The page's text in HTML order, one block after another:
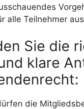
alle Teilnehmer
Sie die
klare
die